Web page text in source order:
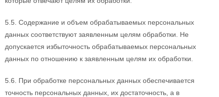
5.5. Содержание и объем обрабатываемых персональных
данных соответствуют заявленным целям обработки. Не
допускается избыточность обрабатываемых персональных
данных по отношению к заявленным целям их обработки.
5.6. При обработке персональных данных обеспечивается
точность персональных данных, их достаточность, а в